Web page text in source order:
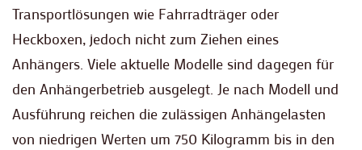
Transportlösungen wie Fahrradträger oder
Heckboxen, jedoch nicht zum Ziehen eines
Anhängers. Viele aktuelle Modelle sind dagegen für
den Anhängerbetrieb ausgelegt. Je nach Modell und
Ausführung reichen die zulässigen Anhängelasten
von niedrigen Werten um 750 Kilogramm bis in den